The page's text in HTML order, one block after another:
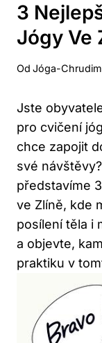
3
Jógy Ve
Od Jóga-
Jste
pro cvičení​
chce zapojit
své
představíme
‌ve Zlíně, kde
posílení těla i
a objevte,‍
praktiku v